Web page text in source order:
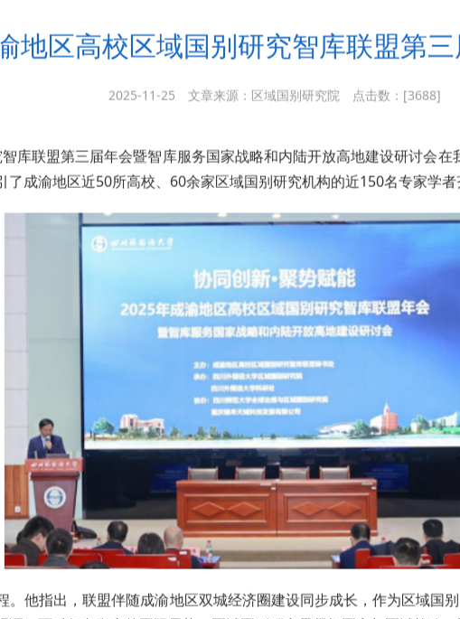
地区高校区域国别研究智库联盟第
2025-11-25 文章来源：区域国别研究院 点击数：[3688]
库联盟第三届年会暨智库服务国家战略和内陆开放高地建设研讨会
成渝地区近50所高校、60余家区域国别研究机构的近150名专家学
他指出，联盟伴随成渝地区双城经济圈建设同步成长，作为区域国